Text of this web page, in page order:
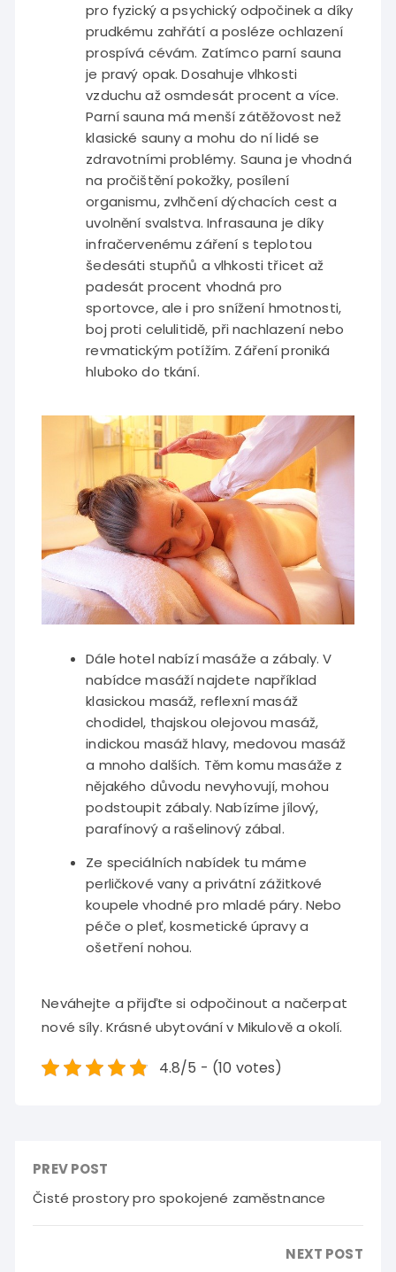
pro fyzický a psychický odpočinek a díky
prudkému zahřátí a posléze ochlazení
prospívá cévám. Zatímco parní sauna
je pravý opak. Dosahuje vlhkosti
vzduchu až osmdesát procent a více.
Parní sauna má menší zátěžovost než
klasické sauny a mohu do ní lidé se
zdravotními problémy. Sauna je vhodná
na pročištění pokožky, posílení
organismu, zvlhčení dýchacích cest a
uvolnění svalstva. Infrasauna je díky
infračervenému záření s teplotou
šedesáti stupňů a vlhkosti třicet až
padesát procent vhodná pro
sportovce, ale i pro snížení hmotnosti,
boj proti celulitidě, při nachlazení nebo
revmatickým potížím. Záření proniká
hluboko do tkání.
Dále hotel nabízí masáže a zábaly. V
nabídce masáží najdete například
klasickou masáž, reflexní masáž
chodidel, thajskou olejovou masáž,
indickou masáž hlavy, medovou masáž
a mnoho dalších. Těm komu masáže z
nějakého důvodu nevyhovují, mohou
podstoupit zábaly. Nabízíme jílový,
parafínový a rašelinový zábal.
Ze speciálních nabídek tu máme
perličkové vany a privátní zážitkové
koupele vhodné pro mladé páry. Nebo
péče o pleť, kosmetické úpravy a
ošetření nohou.
Neváhejte a přijďte si odpočinout a načerpat
nové síly. Krásné ubytování v Mikulově a okolí.
4.8/5 - (10 votes)
PREV POST
Čisté prostory pro spokojené zaměstnance
NEXT POST